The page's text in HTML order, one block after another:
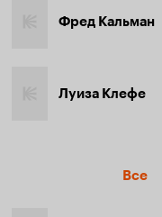
Фред Кальман
Луиза Клефе
Все